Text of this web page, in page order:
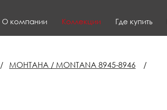
О компании Коллекции Где купить
/ МОНТАНА / MONTANA 8945-8946
/